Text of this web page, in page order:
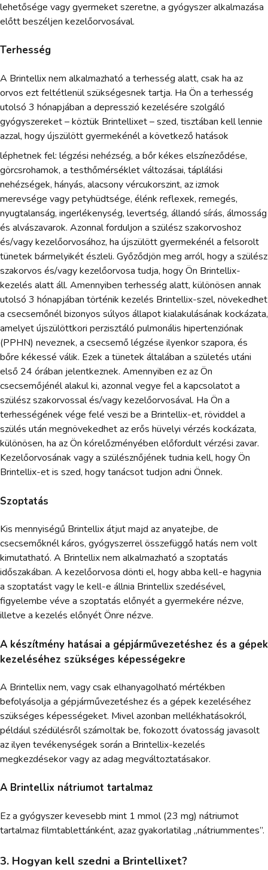
lehetősége vagy gyermeket szeretne, a gyógyszer alkalmazása
előtt beszéljen kezelőorvosával.
Terhesség
A Brintellix nem alkalmazható a terhesség alatt, csak ha az
orvos ezt feltétlenül szükségesnek tartja. Ha Ön a terhesség
utolsó 3 hónapjában a depresszió kezelésére szolgáló
gyógyszereket – köztük Brintellixet – szed, tisztában kell lennie
azzal, hogy újszülött gyermekénél a következő hatások
léphetnek fel: légzési nehézség, a bőr kékes elszíneződése,
görcsrohamok, a testhőmérséklet változásai, táplálási
nehézségek, hányás, alacsony vércukorszint, az izmok
merevsége vagy petyhüdtsége, élénk reflexek, remegés,
nyugtalanság, ingerlékenység, levertség, állandó sírás, álmosság
és alvászavarok. Azonnal forduljon a szülész szakorvoshoz
és/vagy kezelőorvosához, ha újszülött gyermekénél a felsorolt
tünetek bármelyikét észleli. Győződjön meg arról, hogy a szülész
szakorvos és/vagy kezelőorvosa tudja, hogy Ön Brintellix-
kezelés alatt áll. Amennyiben terhesség alatt, különösen annak
utolsó 3 hónapjában történik kezelés Brintellix-szel, növekedhet
a csecsemőnél bizonyos súlyos állapot kialakulásának kockázata,
amelyet újszülöttkori perzisztáló pulmonális hipertenziónak
(PPHN) neveznek, a csecsemő légzése ilyenkor szapora, és
bőre kékessé válik. Ezek a tünetek általában a születés utáni
első 24 órában jelentkeznek. Amennyiben ez az Ön
csecsemőjénél alakul ki, azonnal vegye fel a kapcsolatot a
szülész szakorvossal és/vagy kezelőorvosával. Ha Ön a
terhességének vége felé veszi be a Brintellix-et, röviddel a
szülés után megnövekedhet az erős hüvelyi vérzés kockázata,
különösen, ha az Ön kórelőzményében előfordult vérzési zavar.
Kezelőorvosának vagy a szülésznőjének tudnia kell, hogy Ön
Brintellix-et is szed, hogy tanácsot tudjon adni Önnek.
Szoptatás
Kis mennyiségű Brintellix átjut majd az anyatejbe, de
csecsemőknél káros, gyógyszerrel összefüggő hatás nem volt
kimutatható. A Brintellix nem alkalmazható a szoptatás
időszakában. A kezelőorvosa dönti el, hogy abba kell-e hagynia
a szoptatást vagy le kell-e állnia Brintellix szedésével,
figyelembe véve a szoptatás előnyét a gyermekére nézve,
illetve a kezelés előnyét Önre nézve.
A készítmény hatásai a gépjárművezetéshez és a gépek
kezeléséhez szükséges képességekre
A Brintellix nem, vagy csak elhanyagolható mértékben
befolyásolja a gépjárművezetéshez és a gépek kezeléséhez
szükséges képességeket. Mivel azonban mellékhatásokról,
például szédülésről számoltak be, fokozott óvatosság javasolt
az ilyen tevékenységek során a Brintellix-kezelés
megkezdésekor vagy az adag megváltoztatásakor.
A Brintellix nátriumot tartalmaz
Ez a gyógyszer kevesebb mint 1 mmol (23 mg) nátriumot
tartalmaz filmtablettánként, azaz gyakorlatilag „nátriummentes”.
3. Hogyan kell szedni a Brintellixet?